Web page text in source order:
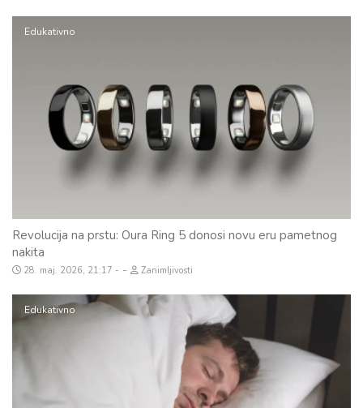
Edukativno
Revolucija na prstu: Oura Ring 5 donosi novu eru pametnog
nakita
28. maj. 2026, 21:17 - Zanimljivosti
Edukativno